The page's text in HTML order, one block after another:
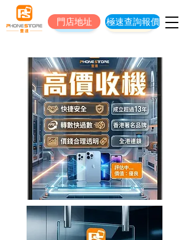
立即預約維修
門店地址
門店地址 極速查詢報價